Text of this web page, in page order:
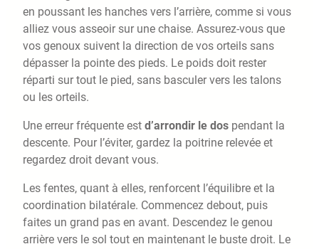
en poussant les hanches vers l’arrière, comme si vous
alliez vous asseoir sur une chaise. Assurez-vous que
vos genoux suivent la direction de vos orteils sans
dépasser la pointe des pieds. Le poids doit rester
réparti sur tout le pied, sans basculer vers les talons
ou les orteils.
Une erreur fréquente est d’arrondir le dos pendant la
descente. Pour l’éviter, gardez la poitrine relevée et
regardez droit devant vous.
Les fentes, quant à elles, renforcent l’équilibre et la
coordination bilatérale. Commencez debout, puis
faites un grand pas en avant. Descendez le genou
arrière vers le sol tout en maintenant le buste droit. Le